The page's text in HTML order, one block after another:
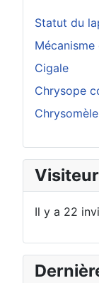
Statut du
Cigale
Chrysope
Il y a 22